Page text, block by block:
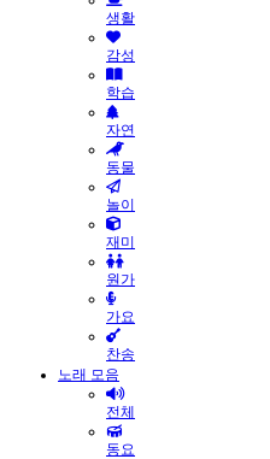
생활
감성
학습
자연
동물
놀이
재미
원가
가요
찬송
노래 모음
전체
동요